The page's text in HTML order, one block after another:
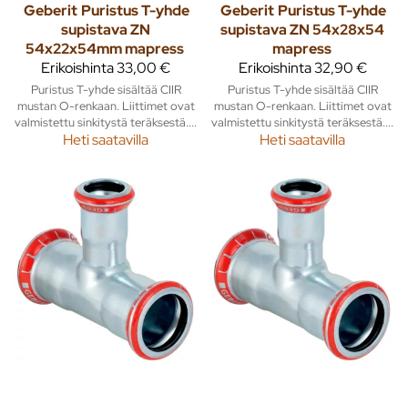
Geberit Puristus T-yhde
supistava ZN
54x22x54mm mapress
Erikoishinta33,00 €
Puristus T-yhde sisältää CIIR
mustan O-renkaan. Liittimet ovat
valmistettu sinkitystä teräksestä....
Heti saatavilla
Geberit Puristus T-yhde
supistava ZN 54x28x54
mapress
Erikoishinta32,90 €
Puristus T-yhde sisältää CIIR
mustan O-renkaan. Liittimet ovat
valmistettu sinkitystä teräksestä....
Heti saatavilla